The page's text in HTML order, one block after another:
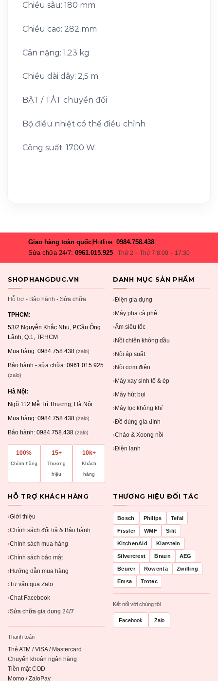
Chiều sâu: 180 mm
Chiều cao: 282 mm
Cân nặng: 1,23 kg
Chiều dài dây: 2,5 m
BẬT / TẮT chuyển đổi
Bộ điều nhiệt có thể điều chỉnh
Công suất: 1700 W.
Giao hàng toàn quốc Hotline:0984.758.438
Sửa chữa 24/7:0961.015.925 Thứ 2 – Thứ 7 8:00 – 17:30
SHOPHANGDUC.VN
Hỗ trợ - Bảo hành - Sửa chữa
TPHCM:
53/2 Nguyễn Khắc Nhu, P.Cầu Ông
Lãnh, Q.1, TP.HCM
Mua hàng: 0984.758.438 (zalo)
Bảo hành - sửa chữa: 0961.015.925
(zalo)
Hà Nội:
Ngõ 112 Mễ Trì Thượng, Hà Nội
Mua hàng: 0984.758.438 (zalo)
Bảo hành: 0984.758.438 (zalo)
100%
Chính hãng
15+
Thương
hiệu
10k+
Khách
hàng
DANH MỤC SẢN PHẨM
›Điện gia dụng
› Máy pha cà phê
›Ấm siêu tốc
›Nồi chiên không dầu
›Nồi áp suất
› Nồi cơm điện
› Máy xay sinh tố & ép
› Máy hút bụi
›Máy lọc không khí
›Đồ dùng gia đình
›Chảo & Xoong nồi
›Điện lạnh
HỖ TRỢ KHÁCH HÀNG
›Giới thiệu
›Chính sách đổi trả & Bảo hành
›Chính sách mua hàng
›Chính sách bảo mật
›Hướng dẫn mua hàng
›Tư vấn qua Zalo
›Chat Facebook
›Sửa chữa gia dụng 24/7
Thanh toán
Thẻ ATM / VISA / Mastercard
Chuyển khoản ngân hàng
Tiền mặt COD
Momo / ZaloPay
THƯƠNG HIỆU ĐỐI TÁC
Bosch Philips Tefal
Fissler WMF Silit
KitchenAid Klarstein
Silvercrest Braun AEG
Beurer Rowenta Zwilling
Emsa Trotec
Kết nối với chúng tôi
Facebook Zalo